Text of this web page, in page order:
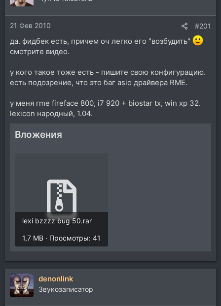
и
и
:21 Фев 2010 #201
да. фидбек есть, причем оч легко его "возбудить"
смотрите видео.
у кого такое тоже есть - пишите свою конфигурацию.
есть подозрение, что это баг asio драйвера RME.
у меня rme fireface 800, i7 920 + biostar tx, win xp 32.
lexicon народный, 1.04.
Вложения
lexi bzzzz bug 50.rar
1,7 MB · Просмотры: 41
denonlink
Звукозаписатор